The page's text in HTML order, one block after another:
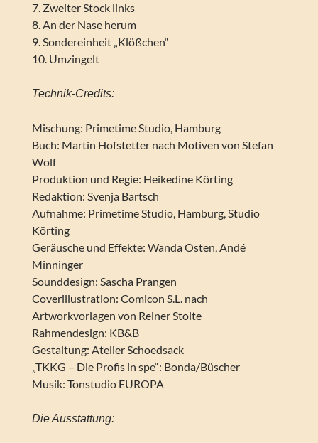
7. Zweiter Stock links
8. An der Nase herum
9. Sondereinheit „Klößchen“
10. Umzingelt
Technik-Credits:
Mischung: Primetime Studio, Hamburg
Buch: Martin Hofstetter nach Motiven von Stefan
Wolf
Produktion und Regie: Heikedine Körting
Redaktion: Svenja Bartsch
Aufnahme: Primetime Studio, Hamburg, Studio
Körting
Geräusche und Effekte: Wanda Osten, Andé
Minninger
Sounddesign: Sascha Prangen
Coverillustration: Comicon S.L. nach
Artworkvorlagen von Reiner Stolte
Rahmendesign: KB&B
Gestaltung: Atelier Schoedsack
„TKKG – Die Profis in spe“: Bonda/Büscher
Musik: Tonstudio EUROPA
Die Ausstattung: